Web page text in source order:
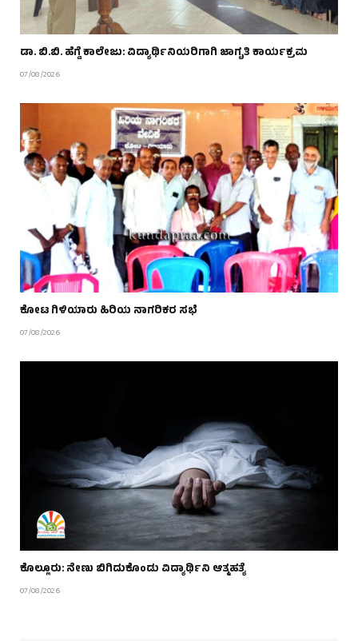
ಡಾ. ಬಿ.ಬಿ. ಹೆಗ್ಡೆ ಕಾಲೇಜು: ವಿದ್ಯಾರ್ಥಿನಿಯರಿಗಾಗಿ ಜಾಗೃತಿ ಕಾರ್ಯಕ್ರಮ
07/08/2026
ಕೋಟ ಗಿಳಿಯಾರು ಹಿರಿಯ ನಾಗರಿಕರ ಸಭೆ
07/08/2026
ಕೊಲ್ಲೂರು: ನೇಣು ಬಿಗಿದುಕೊಂಡು ವಿದ್ಯಾರ್ಥಿನಿ ಆತ್ಮಹತ್ಯೆ
07/08/2026